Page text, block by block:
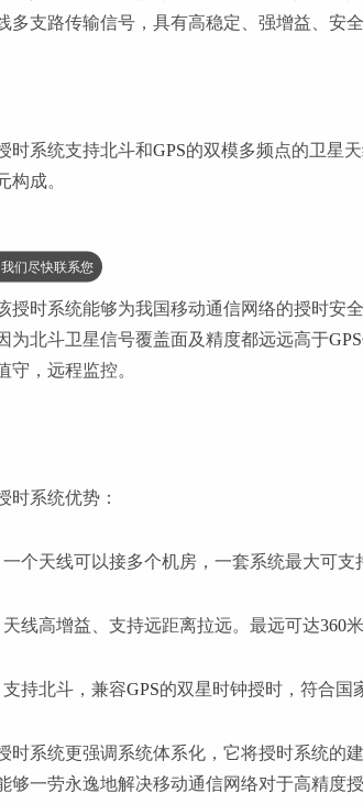
多支路传输信号，具有高稳定、强增益、安全
时系统支持北斗和GPS的双模多频点的卫星
构成。
授时系统能够为我国移动通信网络的授时安
为北斗卫星信号覆盖面及精度都远远高于GPS
守，远程监控。
时系统优势：
天线可以接多个机房，一套系统最大可支
高增益、支持远距离拉远。最远可达360
北斗，兼容GPS的双星时钟授时，符合国
时系统更强调系统体系化，它将授时系统的
够一劳永逸地解决移动通信网络对于高精度
们尽快联系您